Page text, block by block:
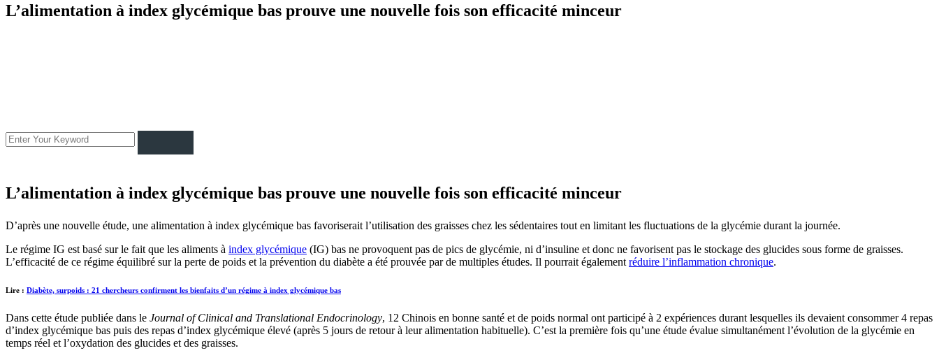
L’alimentation à index glycémique bas prouve une nouvelle fois son efficacité minceur
L’alimentation à index glycémique bas prouve une nouvelle fois son efficacité minceur
D’après une nouvelle étude, une alimentation à index glycémique bas favoriserait l’utilisation des graisses chez les sédentaires tout en limitant les fluctuations de la glycémie durant la journée.
Le régime IG est basé sur le fait que les aliments à index glycémique (IG) bas ne provoquent pas de pics de glycémie, ni d’insuline et donc ne favorisent pas le stockage des glucides sous forme de graisses.
L’efficacité de ce régime équilibré sur la perte de poids et la prévention du diabète a été prouvée par de multiples études. Il pourrait également réduire l’inflammation chronique.
Lire : Diabète, surpoids : 21 chercheurs confirment les bienfaits d’un régime à index glycémique bas
Dans cette étude publiée dans le Journal of Clinical and Translational Endocrinology, 12 Chinois en bonne santé et de poids normal ont participé à 2 expériences durant lesquelles ils devaient consommer 4 repas
d’index glycémique bas puis des repas d’index glycémique élevé (après 5 jours de retour à leur alimentation habituelle). C’est la première fois qu’une étude évalue simultanément l’évolution de la glycémie en
temps réel et l’oxydation des glucides et des graisses.